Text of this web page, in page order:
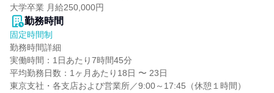
大学卒業 月給250,000円
勤務時間
固定時間制
勤務時間詳細
実働時間：1日あたり7時間45分
平均勤務日数：1ヶ月あたり18日 〜 23日
東京支社・各支店および営業所／9:00～17:45（休憩１時間）